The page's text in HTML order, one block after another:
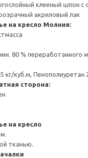
клееный шпон с
акриловый лак
на кресло Молния:
80 % переработанного
кг/куб.м, Пенополиуретан
сторона:
на кресло
тканью.